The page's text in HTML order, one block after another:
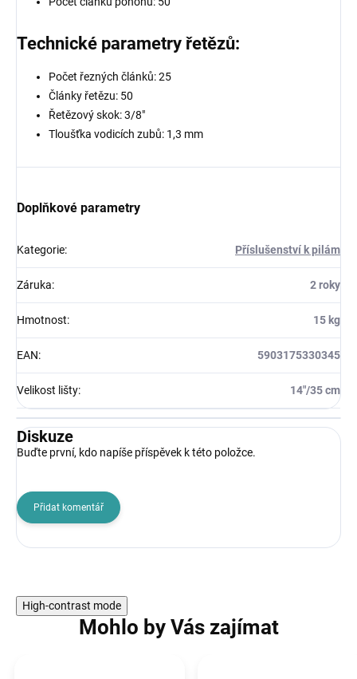
Technické parametry řetězů:
Počet řezných článků: 25
Články řetězu: 50
Řetězový skok: 3/8″
Tloušťka vodicích zubů: 1,3 mm
Doplňkové parametry
Kategorie: Příslušenství k pilám
Záruka: 2 roky
Hmotnost: 15 kg
EAN: 5903175330345
Velikost lišty: 14"/35 cm
Diskuze
Buďte první, kdo napíše příspěvek k této položce.
Přidat komentář
High-contrast mode
Mohlo by Vás zajímat